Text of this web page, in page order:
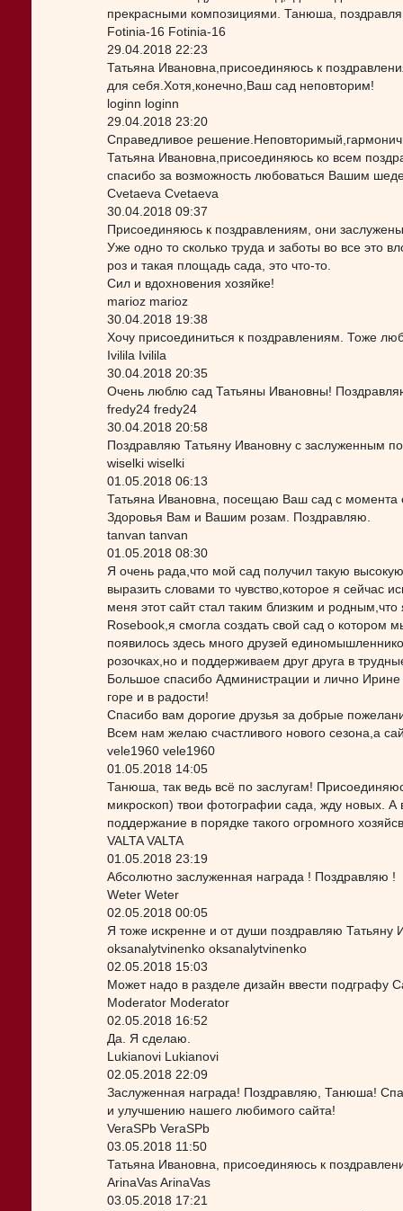
прекрасными композициями. Танюша,
Fotinia-16 Fotinia-16
29.04.2018 22:23
Татьяна Ивановна,присоединяюсь к
для себя.Хотя,конечно,Ваш сад неповторим!
loginn loginn
29.04.2018 23:20
Справедливое
Татьяна Ивановна,присоединяюсь ко всем
спасибо за возможность любоваться Вашим
Cvetaeva Cvetaeva
30.04.2018 09:37
Присоединяюсь к поздравлениям, они
Уже одно то сколько труда и заботы во все это
роз и такая площадь сада, это что-то.
Сил и вдохновения хозяйке!
marioz marioz
30.04.2018 19:38
Хочу присоединиться к поздравлениям. Тоже
Ivilila Ivilila
30.04.2018 20:35
Очень люблю сад Татьяны Ивановны!
fredy24 fredy24
30.04.2018 20:58
Поздравляю Татьяну Ивановну с заслуженным
wiselki wiselki
01.05.2018 06:13
Татьяна Ивановна, посещаю Ваш сад с момента
Здоровья Вам и Вашим розам. Поздравляю.
tanvan tanvan
01.05.2018 08:30
Я очень рада,что мой сад получил такую
выразить словами то чувство,которое я сейчас
меня этот сайт стал таким близким и
Rosebook,я смогла создать свой сад о котором
появилось здесь много друзей
розочках,но и поддерживаем друг друга в
Большое спасибо Администрации и лично
горе и в радости!
Спасибо вам дорогие друзья за добрые
Всем нам желаю счастливого нового сезона,а
vele1960 vele1960
01.05.2018 14:05
Танюша, так ведь всё по заслугам!
микроскоп) твои фотографии сада, жду новых.
поддержание в порядке такого огромного
VALTA VALTA
01.05.2018 23:19
Абсолютно заслуженная награда ! Поздравляю !
Weter Weter
02.05.2018 00:05
Я тоже искренне и от души поздравляю Татьяну
oksanalytvinenko oksanalytvinenko
02.05.2018 15:03
Может надо в разделе дизайн ввести подграфу
Moderator Moderator
02.05.2018 16:52
Да. Я сделаю.
Lukianovi Lukianovi
02.05.2018 22:09
Заслуженная награда! Поздравляю, Танюша!
и улучшению нашего любимого сайта!
VeraSPb VeraSPb
03.05.2018 11:50
Татьяна Ивановна, присоединяюсь к
ArinaVas ArinaVas
03.05.2018 17:21